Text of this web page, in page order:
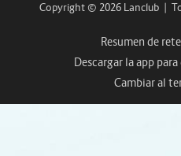
Copyright © 2026 Lanclub |
Resumen de
Descargar la app
Cambiar al